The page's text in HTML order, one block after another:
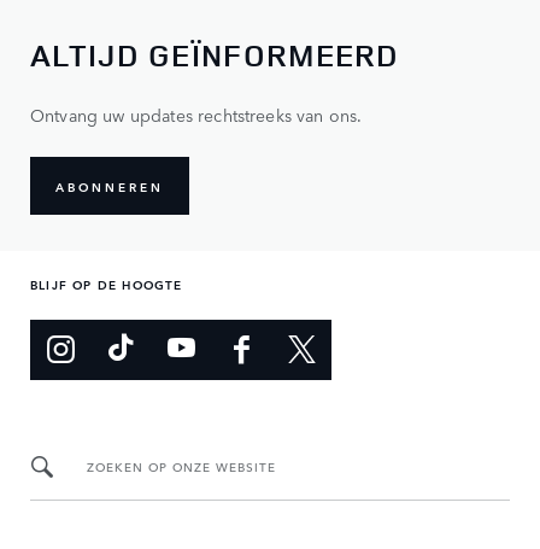
ALTIJD GEÏNFORMEERD
Ontvang uw updates rechtstreeks van ons.
ABONNEREN
BLIJF OP DE HOOGTE
ZOEKEN OP ONZE WEBSITE